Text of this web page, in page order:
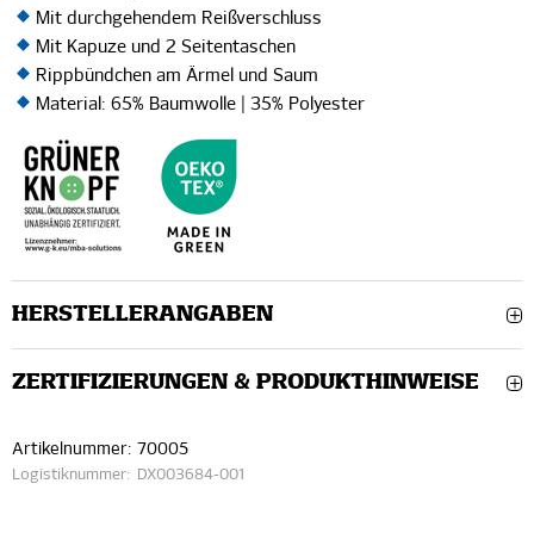
Mit durchgehendem Reißverschluss
Mit Kapuze und 2 Seitentaschen
Rippbündchen am Ärmel und Saum
Material: 65% Baumwolle | 35% Polyester
HERSTELLERANGABEN
ZERTIFIZIERUNGEN & PRODUKTHINWEISE
Artikelnummer: 70005
Logistiknummer: DX003684-001